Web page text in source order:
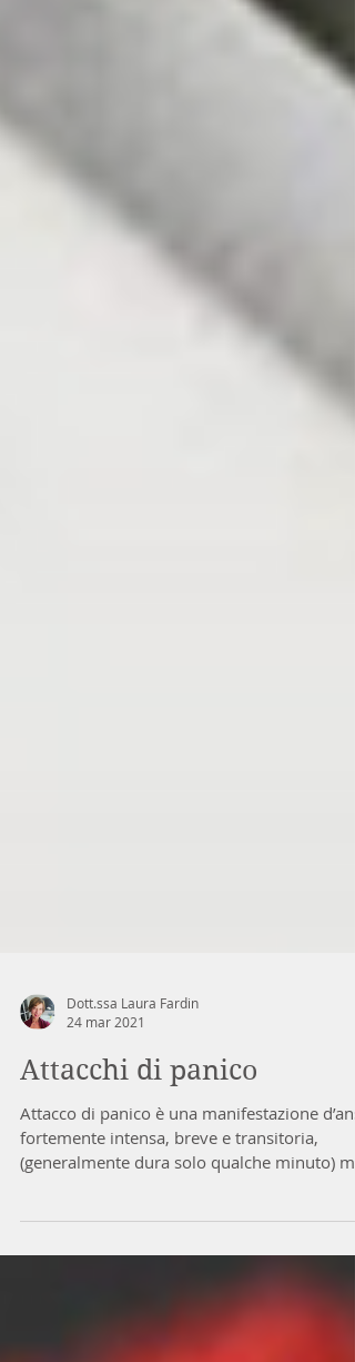
Dott.ssa Laura Fardin
24 mar 2021
Attacchi di panico
Attacco di panico è una manifestazione
(generalmente dura solo qualche minuto) ma